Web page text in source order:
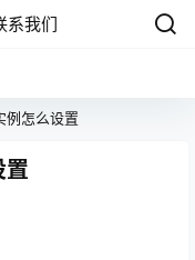
系我们
例怎么设置
置